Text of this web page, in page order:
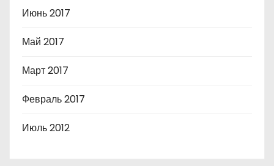
Июнь 2017
Май 2017
Март 2017
Февраль 2017
Июль 2012